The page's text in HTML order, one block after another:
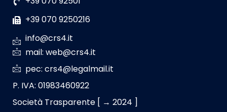
+39 070 9250216
info@crs4.it
mail: web@crs4.it
pec: crs4@legalmail.it
P. IVA: 01983460922
Società Trasparente [ → 2024 ]